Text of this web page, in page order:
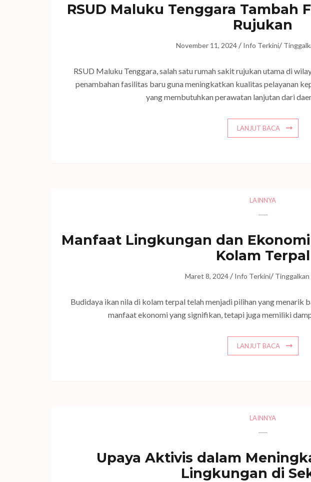
RSUD Maluku Tenggara Tambah
Rujukan
November 11, 2024 / Info Terkini/
RSUD Maluku Tenggara, salah satu rumah sakit rujukan utama di
penambahan fasilitas baru guna meningkatkan kualitas pelayanan
yang membutuhkan perawatan lanjutan dari
LANJUT BACA
LAINNYA
Manfaat Lingkungan dan
Kolam Terpal
Maret 8, 2024/ Info Terkini/
Budidaya ikan nila di kolam terpal telah menjadi pilihan yang menarik
manfaat ekonomi yang signifikan, tetapi juga memiliki
LANJUT BACA
LAINNYA
Upaya Aktivis dalam
Lingkungan di